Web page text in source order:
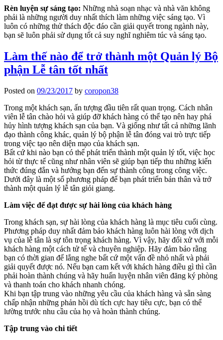
Rèn luyện sự sáng tạo: Những nhà soạn nhạc và nhà văn không
phải là những người duy nhất thích làm những việc sáng tạo. Vì
luôn có những thử thách độc đáo cần giải quyết trong ngành này,
bạn sẽ luôn phải sử dụng tốt cả suy nghĩ nghiêm túc và sáng tạo.
Làm thế nào để trở thành một Quản lý Bộ
phận Lễ tân tốt nhất
Posted on 09/23/2017 by coropon38
Trong một khách sạn, ấn tượng đầu tiên rất quan trọng. Cách nhân
viên lễ tân chào hỏi và giúp đỡ khách hàng có thể tạo nên hay phá
hủy hình tượng khách sạn của bạn. Và giống như tất cả những lãnh
đạo thành công khác, quản lý bộ phận lễ tân đóng vai trò trực tiếp
trong việc tạo nên diện mạo của khách sạn.
Bất cứ khi nào bạn có thể phát triển thành một quản lý tốt, việc học
hỏi từ thực tế cũng như nhân viên sẽ giúp bạn tiếp thu những kiến
thức đúng đắn và hướng bạn đến sự thành công trong công việc.
Dưới đây là một số phương pháp để bạn phát triển bản thân và trở
thành một quản lý lễ tân giỏi giang.
Làm việc để đạt được sự hài lòng của khách hàng
Trong khách sạn, sự hài lòng của khách hàng là mục tiêu cuối cùng.
Phương pháp duy nhất đảm bảo khách hàng luôn hài lòng với dịch
vụ của lễ tân là sự tôn trọng khách hàng. Vì vậy, hãy đối xử với mỗi
khách hàng một cách tử tế và chuyên nghiệp. Hãy đảm bảo rằng
bạn có thời gian để lắng nghe bất cứ một vấn đề nhỏ nhất và phải
giải quyết được nó. Nếu bạn cam kết với khách hàng điều gì thì cần
phải hoàn thành chúng và hãy huấn luyện nhân viên đăng ký phòng
và thanh toán cho khách nhanh chóng.
Khi bạn tập trung vào những yêu cầu của khách hàng và sẵn sàng
chấp nhận những phản hồi dù tích cực hay tiêu cực, bạn có thể
lường trước nhu cầu của họ và hoàn thành chúng.
Tập trung vào chi tiết